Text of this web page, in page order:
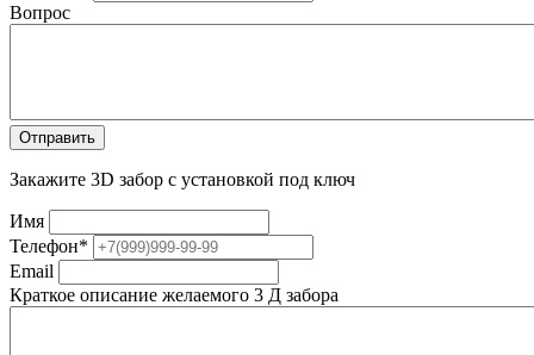
Вопрос
Закажите 3D забор с установкой под ключ
Имя
Телефон*
Email
Краткое описание желаемого 3 Д забора